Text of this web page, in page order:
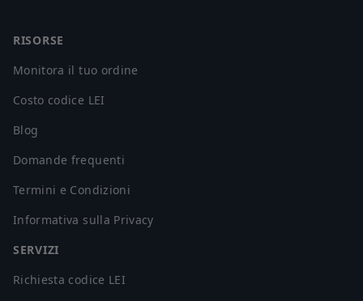
RISORSE
Monitora il tuo ordine
Costo codice LEI
Blog
Domande frequenti
Termini e Condizioni
Informativa sulla Privacy
SERVIZI
Richiesta codice LEI